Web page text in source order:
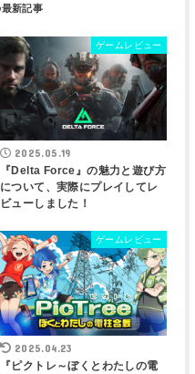
ゲームレビュー
2025.05.19
『Delta Force』の魅力と遊び方
について、実際にプレイしてレ
ビューしました！
ゲームレビュー
2025.04.23
『ピクトレ～ぼくとわたしの電